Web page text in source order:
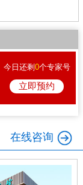
今日还剩 0个专家号
立即预约
在线咨询